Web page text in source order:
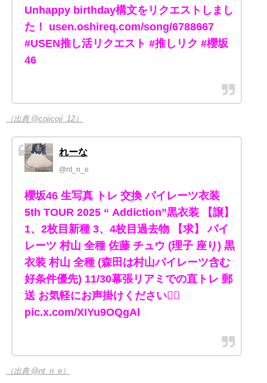
Unhappy birthday構文をリクエストしまし
た！ usen.oshireq.com/song/6788667
#USEN推し活リクエスト #推しリク #櫻坂
46
（出典 @cojicoji_12）
れーな
@nt_n_e
櫻坂46 生写真 トレ 交換 パイレーツ衣装
5th TOUR 2025 “ Addiction”黒衣装 【譲】
1、2枚目新種 3、4枚目過去物 【求】 パイ
レーツ 村山 全種 佐藤 チュウ (理子 座り) 黒
衣装 村山 全種 (森田は村山パイレーツ含む
好条件優先) 11/30幕張リアミでの直トレ 郵
送 お気軽にお声掛けください🙇‍♀️
pic.x.com/XIYu9OQgAl
（出典 @nt_n_e）